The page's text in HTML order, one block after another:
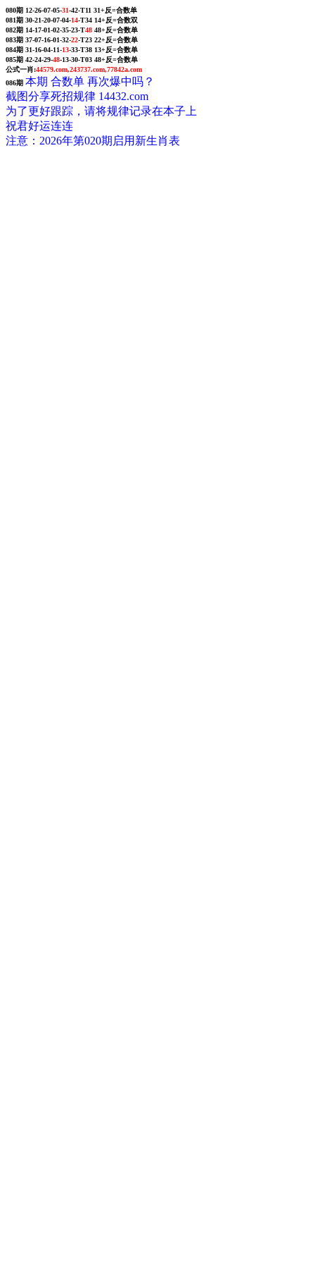
080期 12-26-07-05-31-42-T11 31+反=合数单
081期 30-21-20-07-04-14-T34 14+反=合数双
082期 14-17-01-02-35-23-T48 48+反=合数单
083期 37-07-16-01-32-22-T23 22+反=合数单
084期 31-16-04-11-13-33-T38 13+反=合数单
085期 42-24-29-48-13-30-T03 48+反=合数单
公式一肖:44579.com,243737.com,77842a.com
086期 本期 合数单 再次爆中吗？
截图分享死招规律 14432.com
为了更好跟踪，请将规律记录在本子上
祝君好运连连
注意：2026年第020期启用新生肖表